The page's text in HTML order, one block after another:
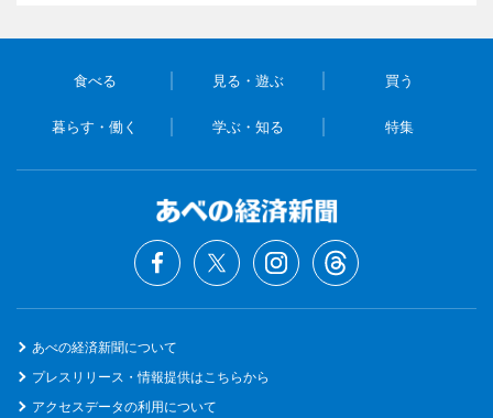
食べる 見る・遊ぶ 買う
暮らす・働く 学ぶ・知る 特集
あべの経済新聞について
プレスリリース・情報提供はこちらから
アクセスデータの利用について